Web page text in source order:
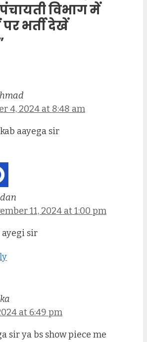
विभाग में
पर भर्ती देखें
4, 2024 at 8:48 am
aayega sir
11, 2024 at 1:00 pm
ayegi sir
at 6:49 pm
sir ya bs show piece me